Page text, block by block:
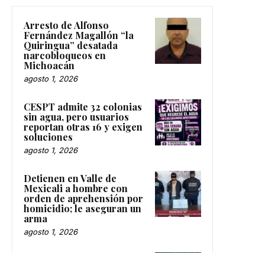
Arresto de Alfonso
Fernández Magallón “la
Quiringua” desatada
narcobloqueos en
Michoacán
agosto 1, 2026
CESPT admite 32 colonias
sin agua, pero usuarios
reportan otras 16 y exigen
soluciones
agosto 1, 2026
Detienen en Valle de
Mexicali a hombre con
orden de aprehensión por
homicidio; le aseguran un
arma
agosto 1, 2026